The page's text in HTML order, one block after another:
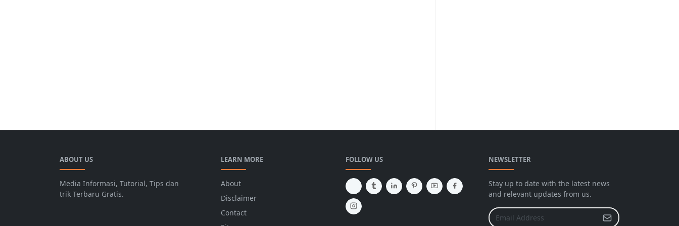
ABOUT US
Media Informasi, Tutorial, Tips dan
trik Terbaru Gratis.
LEARN MORE
About
Disclaimer
Contact
FOLLOW US NEWSLETTER
Stay up to date with the latest news
and relevant updates from us.